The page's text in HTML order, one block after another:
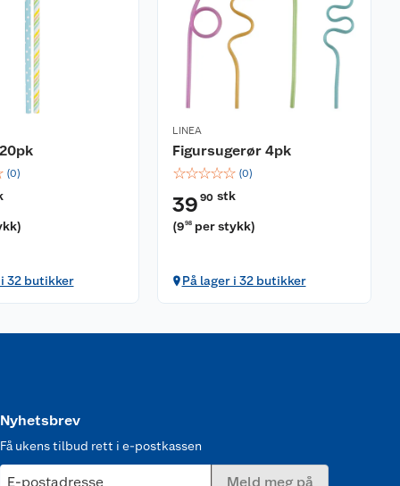
(0)
)
32 butikker
LINEA
Figursugerør 4pk
☆☆☆☆☆ (0)
39 90 stk
(998 per stykk)
På lager i 32 butikker
Nyhetsbrev
Få ukens tilbud rett i e-postkassen
E-postadresse Meld meg på